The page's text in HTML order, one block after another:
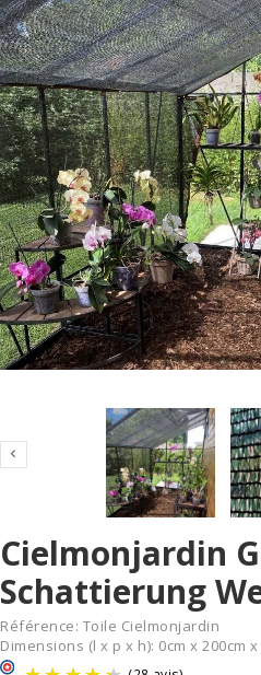

Cielmonjardin
Schattierung
Référence: Toile Cielmonjardin
Dimensions (l x p x h): 0cm x 200cm x